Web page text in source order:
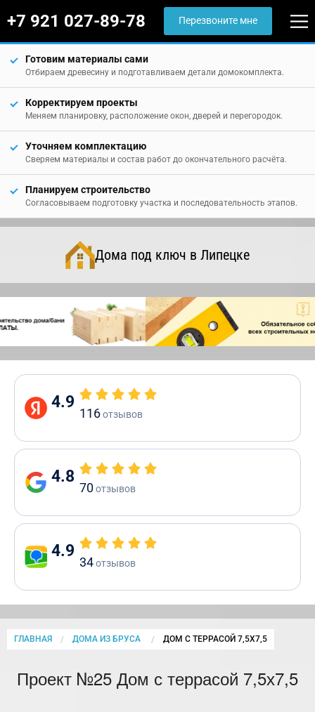
+7 921 027-89-78 Перезвоните мне
Готовим материалы сами
Отбираем древесину и подготавливаем детали домокомплекта.
Корректируем проекты
Меняем планировку, расположение окон, дверей и перегородок.
Уточняем комплектацию
Сверяем материалы и состав работ до окончательного расчёта.
Планируем строительство
Согласовываем подготовку участка и последовательность этапов.
Дома под ключ в Липецке
4.9
116отзывов
4.8
70отзывов
4.9
34отзывов
ГЛАВНАЯ ДОМА ИЗ БРУСА CURRENT:
ДОМ С ТЕРРАСОЙ 7,5Х7,5
Проект №25 Дом с террасой 7,5х7,5